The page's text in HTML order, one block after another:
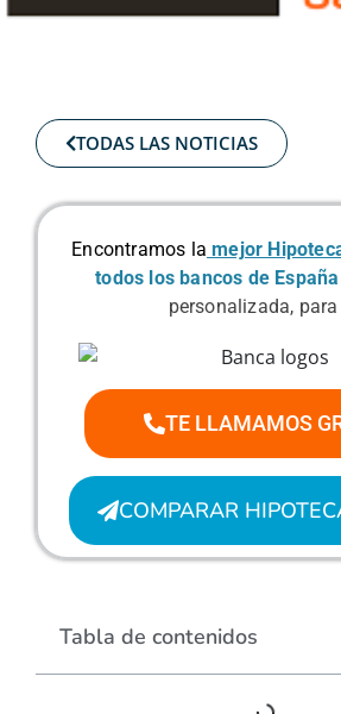
TODAS LAS NOTICIAS
Encontramos la mejor
todos los bancos de España
personalizada,
TE LLAMAMOS
COMPARAR
Tabla de contenidos